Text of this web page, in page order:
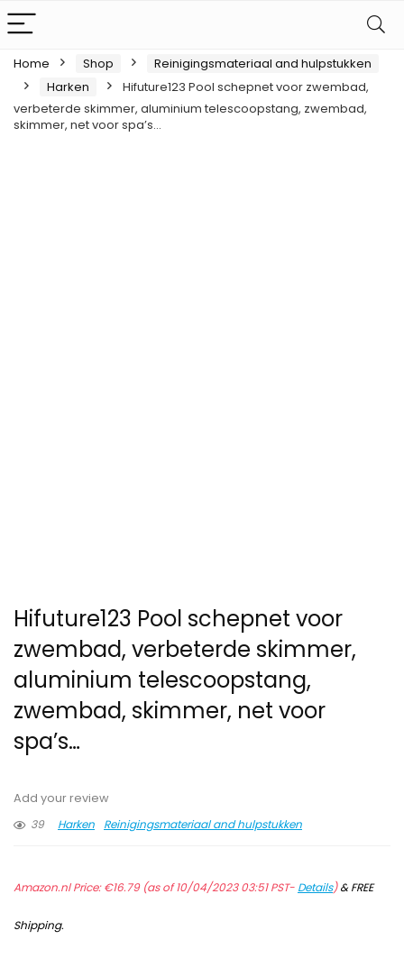
Home Shop
Reinigingsmateriaal and hulpstukken
Harken
Hifuture123 Pool schepnet voor zwembad,
verbeterde skimmer, aluminium telescoopstang, zwembad,
skimmer, net voor spa’s…
Hifuture123 Pool schepnet voor
zwembad, verbeterde skimmer,
aluminium telescoopstang,
zwembad, skimmer, net voor
spa’s…
Add your review
39
Harken Reinigingsmateriaal and hulpstukken
Amazon.nl Price:€16.79(as of 10/04/2023 03:51 PST- Details)&FREE
Shipping.